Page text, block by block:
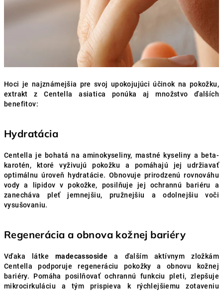
Hoci je najznámejšia pre svoj upokojujúci účinok na pokožku,
extrakt z Centella asiatica ponúka aj množstvo ďalších
benefitov:
Hydratácia
Centella je bohatá na aminokyseliny, mastné kyseliny a beta-
karotén, ktoré vyživujú pokožku a pomáhajú jej udržiavať
optimálnu úroveň hydratácie. Obnovuje prirodzenú rovnováhu
vody a lipidov v pokožke, posilňuje jej ochrannú bariéru a
zanecháva pleť jemnejšiu, pružnejšiu a odolnejšiu voči
vysušovaniu.
Regenerácia a obnova kožnej bariéry
Vďaka látke madecassoside a ďalším aktívnym zložkám
Centella podporuje regeneráciu pokožky a obnovu kožnej
bariéry. Pomáha posilňovať ochrannú funkciu pleti, zlepšuje
mikrocirkuláciu a tým prispieva k rýchlejšiemu zotaveniu